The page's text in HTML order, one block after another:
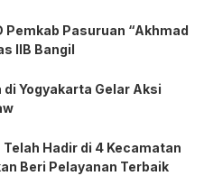
Pemkab Pasuruan “Akhmad
IIB Bangil
Yogyakarta Gelar Aksi
Hadir di 4 Kecamatan
Beri Pelayanan Terbaik